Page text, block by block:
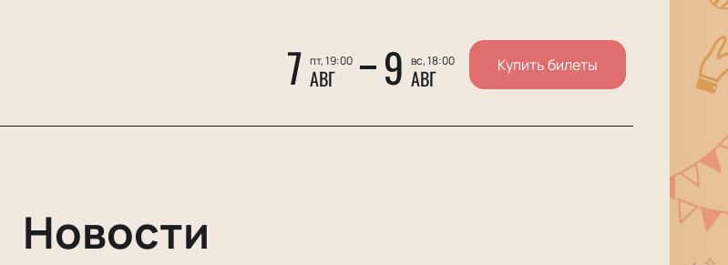
7 пт, 19:00
АВГ 9 вс, 18:00
АВГ Купить билеты
Новости